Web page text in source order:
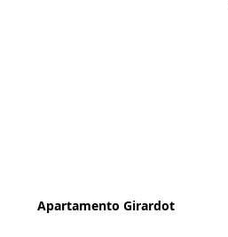
Apartamento Girardot